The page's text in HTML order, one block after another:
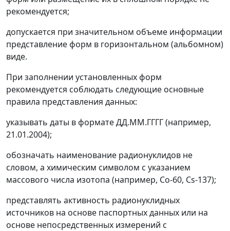
рекомендуется;
допускается при значительном объеме информации
представление форм в горизонтальном (альбомном)
виде.
При заполнении установленных форм
рекомендуется соблюдать следующие основные
правила представления данных:
указывать даты в формате ДД.ММ.ГГГГ (например,
21.01.2004);
обозначать наименование радионуклидов не
словом, а химическим символом с указанием
массового числа изотопа (например, Со-60, Cs-137);
представлять активность радионуклидных
источников на основе паспортных данных или на
основе непосредственных измерений с